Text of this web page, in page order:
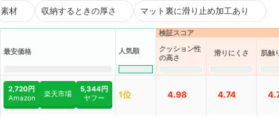
素材 収納するときの厚さ マット裏に滑り止め加工あり
最安価格 人気順
検証スコア
クッション性
の高さ
滑りにくさ 肌触
2,720円
Amazon
楽天市場
5,344円
ヤフー
1位 4.98 4.74